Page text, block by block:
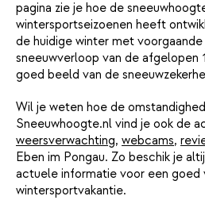
pagina zie je hoe de
wintersportseizoenen heeft
de huidige winter met
sneeuwverloop van de afgelopen
goed beeld van de
Wil je weten hoe de
Sneeuwhoogte.nl vind je ook de
weersverwachting, webcams,
Eben im Pongau. Zo beschik je
actuele informatie voor een goed
wintersportvakantie.